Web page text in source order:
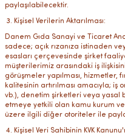
paylaşılabilecektir.
Kişisel Verilerin Aktarılması:
Danem Gıda Sanayi ve Ticaret
sadece; açık rızanıza istinaden
esasları çerçevesinde şirket
müşterilerimiz arasındaki iş
görüşmeler yapılması, hizmetler,
kalitesinin artırılması amacıyla;
vb.), denetim şirketleri veya
etmeye yetkili olan kamu kurum
üzere ilgili diğer otoriteler ile
Kişisel Veri Sahibinin KVK